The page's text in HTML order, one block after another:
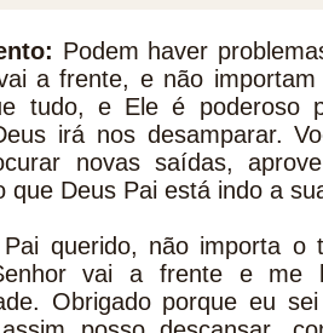
Podem haver
a frente, e não
tudo, e Ele é poderoso
irá nos desamparar.
novas saídas,
que Deus Pai está indo a
Pai querido, não importa o
vai a frente e me
Obrigado porque eu